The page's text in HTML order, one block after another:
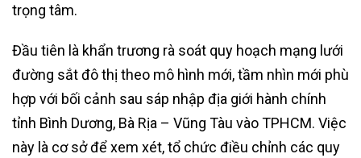
trọng tâm.
Đầu tiên là khẩn trương rà soát quy hoạch mạng lưới
đường sắt đô thị theo mô hình mới, tầm nhìn mới phù
hợp với bối cảnh sau sáp nhập địa giới hành chính
tỉnh Bình Dương, Bà Rịa – Vũng Tàu vào TPHCM. Việc
này là cơ sở để xem xét, tổ chức điều chỉnh các quy